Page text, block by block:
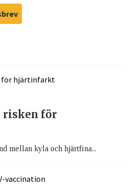
risken för
mellan kyla och hjärtfina...